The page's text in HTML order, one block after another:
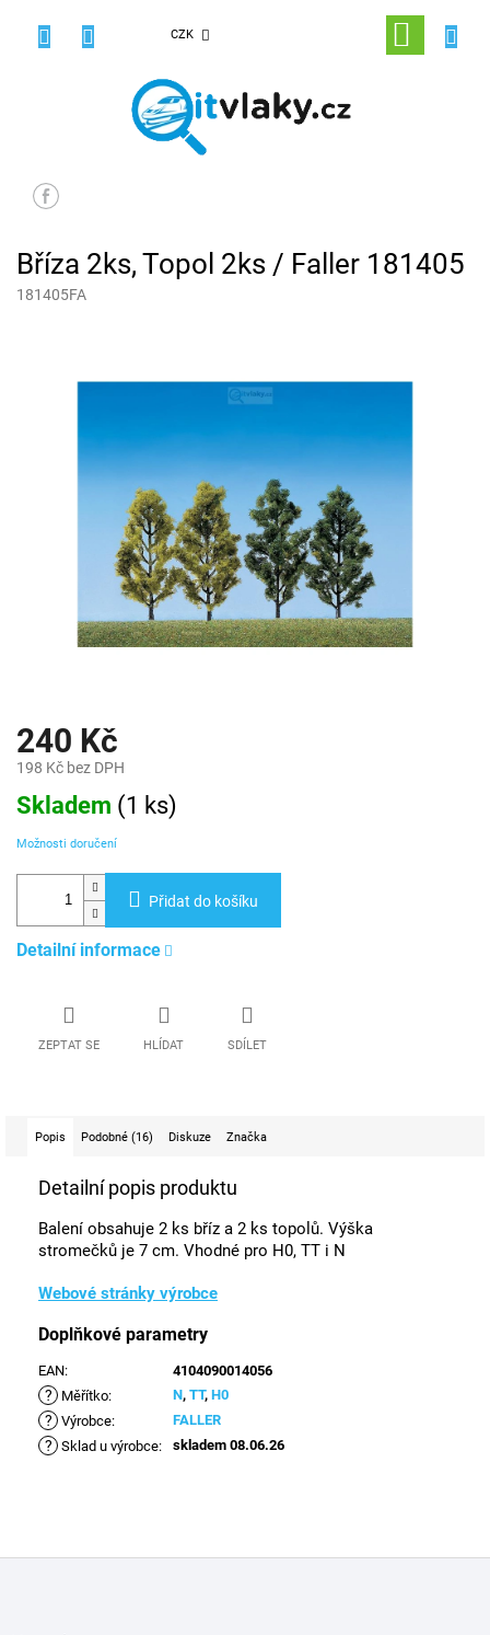
CZK
NÁKUPNÍ
KOŠÍK
Bříza 2ks, Topol 2ks / Faller 181405
181405FA
240 Kč
198 Kč bez DPH
Měrná
cena:
Skladem (1 ks)
Možnosti doručení
Přidat do košíku
Detailní informace
ZEPTAT SE HLÍDAT SDÍLET
Popis Podobné (16) Diskuze Značka
Detailní popis produktu
Balení obsahuje 2 ks bříz a 2 ks topolů. Výška
stromečků je 7 cm. Vhodné pro H0, TT i N
Webové stránky výrobce
Doplňkové parametry
EAN: 4104090014056
? Měřítko: N, TT, H0
? Výrobce: FALLER
? Sklad u výrobce: skladem 08.06.26